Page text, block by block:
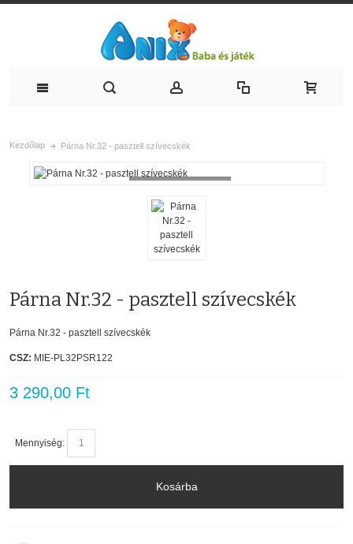
Kezdőlap Párna Nr.32 - pasztell szívecskék
Párna Nr.32 - pasztell szívecskék
Párna Nr.32 - pasztell szívecskék
CSZ: MIE-PL32PSR122
3 290,00 Ft
Mennyiség:
Kosárba